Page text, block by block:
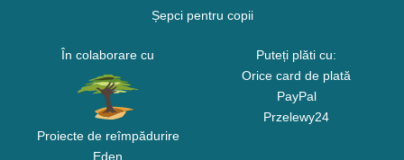
Șepci pentru copii
În colaborare cu
Proiecte de reîmpădurire
Eden
Puteți plăti cu:
Orice card de plată
PayPal
Przelewy24